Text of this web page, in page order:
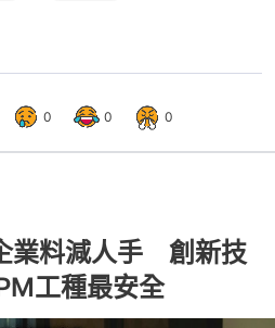
0 0 0
業料減人手 創新技
工種最安全